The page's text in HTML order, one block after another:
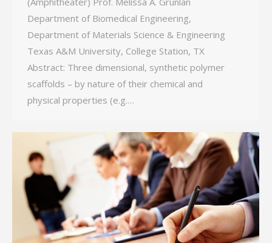
Department of Biomedical Engineering,
Department of Materials Science & Engineering
Texas A&M University, College Station, TX
Abstract: Three dimensional, synthetic polymer
scaffolds – by nature of their chemical and
physical properties (e.g.…